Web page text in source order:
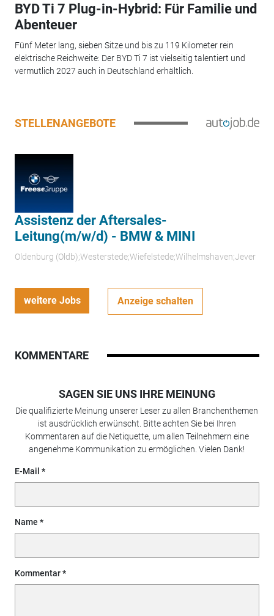
BYD Ti 7 Plug-in-Hybrid: Für Familie und
Abenteuer
Fünf Meter lang, sieben Sitze und bis zu 119 Kilometer rein
elektrische Reichweite: Der BYD Ti 7 ist vielseitig talentiert und
vermutlich 2027 auch in Deutschland erhältlich.
STELLENANGEBOTE
Assistenz der Aftersales-
Leitung(m/w/d) - BMW & MINI
Oldenburg (Oldb);Westerstede;Wiefelstede;Wilhelmshaven;Jever
weitere Jobs Anzeige schalten
KOMMENTARE
SAGEN SIE UNS IHRE MEINUNG
Die qualifizierte Meinung unserer Leser zu allen Branchenthemen
ist ausdrücklich erwünscht. Bitte achten Sie bei Ihren
Kommentaren auf die Netiquette, um allen Teilnehmern eine
angenehme Kommunikation zu ermöglichen. Vielen Dank!
E-Mail
Name
Kommentar